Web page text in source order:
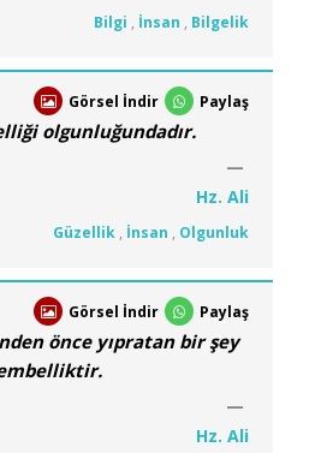
Bilgi , İnsan , Bilgelik
Görsel İndir Paylaş
olgunluğundadır.
Hz. Ali
Güzellik , İnsan , Olgunluk
Görsel İndir Paylaş
önce yıpratan bir şey
Hz. Ali